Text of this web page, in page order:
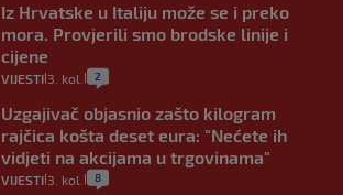
Iz Hrvatske u Italiju može se i preko
mora. Provjerili smo brodske linije i
cijene
VIJESTI 3. kol. 2
Uzgajivač objasnio zašto kilogram
rajčica košta deset eura: "Nećete ih
vidjeti na akcijama u trgovinama"
VIJESTI 3. kol. 8